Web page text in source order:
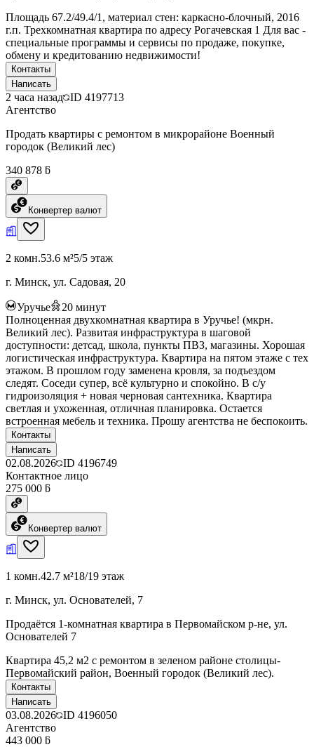
Площадь 67.2/49.4/1, материал стен: каркасно-блочный, 2016
г.п. Трехкомнатная квартира по адресу Рогачевская 1 Для вас -
специальные программы и сервисы по продаже, покупке,
обмену и кредитованию недвижимости!
Контакты
Написать
2 часа назад ID 4197713
Агентство
Продать квартиры с ремонтом в микрорайоне Военный
городок (Великий лес)
340 878 ƃ
Конвертер валют
2 комн.53.6 м²5/5 этаж
г. Минск, ул. Садовая, 20
Уручье 20 минут
Полноценная двухкомнатная квартира в Уручье! (мкрн.
Великий лес). Развитая инфраструктура в шаговой
доступности: детсад, школа, пункты ПВЗ, магазины. Хорошая
логистическая инфраструктура. Квартира на пятом этаже с тех
этажом. В прошлом году заменена кровля, за подъездом
следят. Соседи супер, всё культурно и спокойно. В с/у
гидроизоляция + новая черновая сантехника. Квартира
светлая и ухоженная, отличная планировка. Остается
встроенная мебель и техника. Прошу агентства не беспокоить.
Контакты
Написать
02.08.2026 ID 4196749
Контактное лицо
275 000 ƃ
Конвертер валют
1 комн.42.7 м²18/19 этаж
г. Минск, ул. Основателей, 7
Продаётся 1-комнатная квартира в Первомайском р-не, ул.
Основателей 7
Квартира 45,2 м2 с ремонтом в зеленом районе столицы-
Первомайский район, Военный городок (Великий лес).
Контакты
Написать
03.08.2026 ID 4196050
Агентство
443 000 ƃ